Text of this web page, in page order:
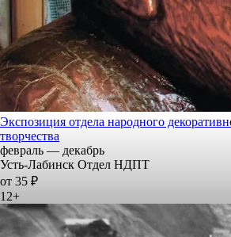
Экспозиция отдела народного
творчества
февраль — декабрь
Усть-Лабинск Отдел НДПТ
от 35 ₽
12+